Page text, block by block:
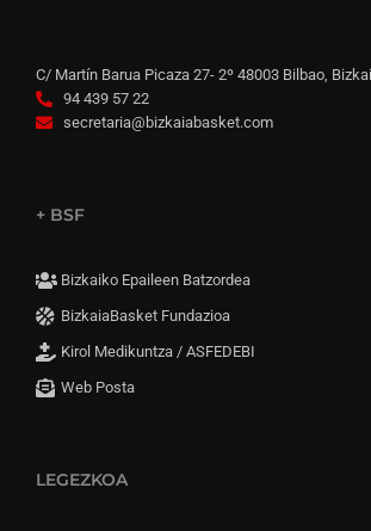
C/ Martín Barua Picaza 27- 2º 48003 Bilbao,
94 439 57 22
secretaria@bizkaiabasket.com
+ BSF
Bizkaiko Epaileen Batzordea
BizkaiaBasket Fundazioa
Kirol Medikuntza / ASFEDEBI
Web Posta
LEGEZKOA